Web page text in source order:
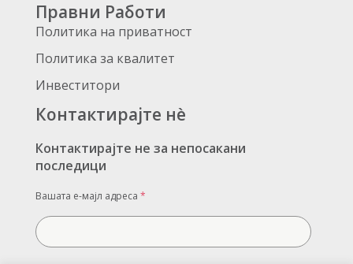
Правни Работи
Политика на приватност
Политика за квалитет
Инвеститори
Контактирајте нè
Контактирајте не за непосакани
последици
Вашата е-мајл адреса *